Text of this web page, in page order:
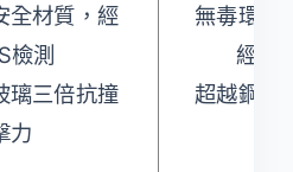
全材質，經
檢測
璃三倍抗撞
力
無毒環保
經
超越鋼化